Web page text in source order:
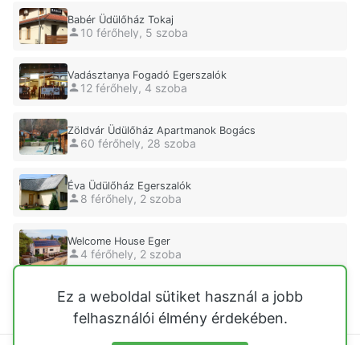
Babér Üdülőház Tokaj
10 férőhely, 5 szoba
Vadásztanya Fogadó Egerszalók
12 férőhely, 4 szoba
Zöldvár Üdülőház Apartmanok Bogács
60 férőhely, 28 szoba
Éva Üdülőház Egerszalók
8 férőhely, 2 szoba
Welcome House Eger
4 férőhely, 2 szoba
Eszterhai Üdülőház Vásárosnamény
7 férőhely, 1 szoba
Ez a weboldal sütiket használ a jobb
felhasználói élmény érdekében.